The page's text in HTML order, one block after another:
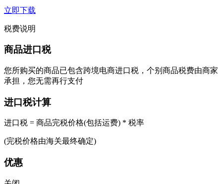
立即下载
税费说明
商品进口税
您所购买的商品已包含跨境电商进口税，个别商品税费由商家
承担，您无需再行支付
进口税计算
进口税 = 商品完税价格(包括运费) * 税率
(完税价格由海关最终确定)
优惠